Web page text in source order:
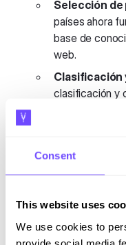
Consent
This website uses
We use cookies to
Selección de
países ahora
base de
web.
Clasificación
clasificación y
la base de
previsto, lo